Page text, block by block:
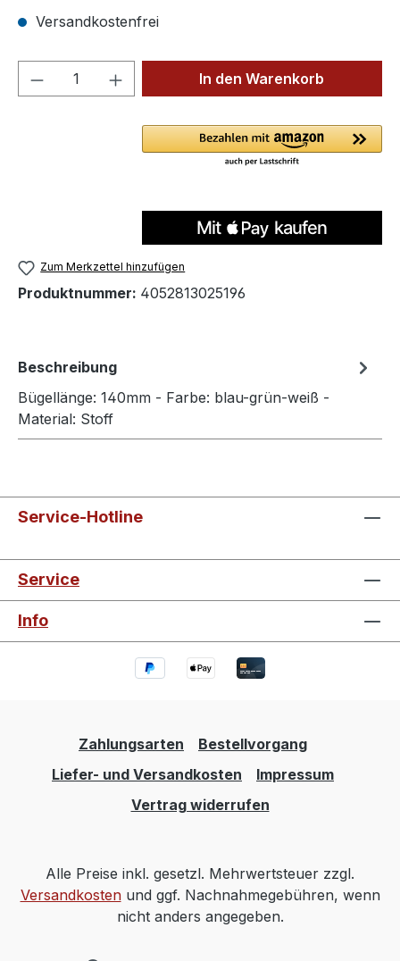
Versandkostenfrei
Produkt Anzahl: Gib denIn den Warenkorb
Zum Merkzettel hinzufügen
Produktnummer: 4052813025196
Beschreibung
Bügellänge: 140mm - Farbe: blau-grün-weiß -
Material: Stoff
Service-Hotline
Service
Info
Zahlungsarten
Bestellvorgang
Liefer- und Versandkosten
Impressum
Vertrag widerrufen
Alle Preise inkl. gesetzl. Mehrwertsteuer zzgl.
Versandkostenund ggf. Nachnahmegebühren, wenn
nicht anders angegeben.